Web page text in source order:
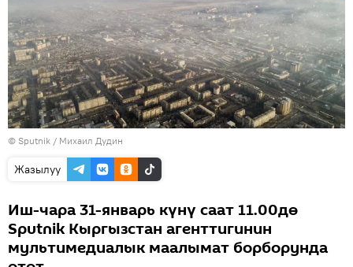
© Sputnik / Михаил Дудин
Жазылуу
Иш-чара 31-январь күнү саат 11.00дө
Sputnik Кыргызстан агенттигинин
мультимедиалык маалымат борборунда